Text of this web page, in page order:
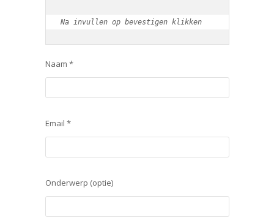
Na invullen op bevestigen klikken
Naam *
Email *
Onderwerp (optie)